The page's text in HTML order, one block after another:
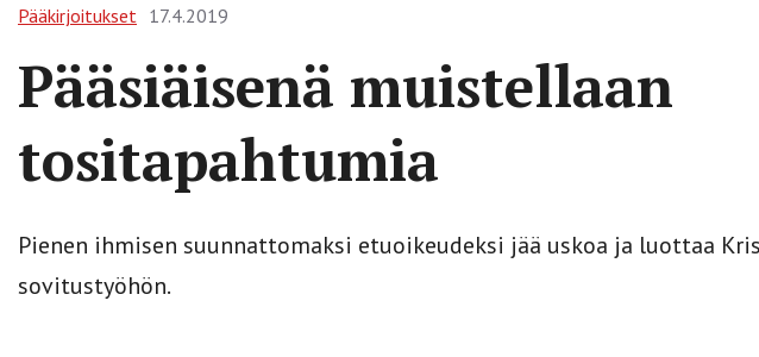
Pääkirjoitukset 17.4.2019
Pääsiäisenä muistellaan
tositapahtumia
Pienen ihmisen suunnattomaksi etuoikeudeksi jää uskoa ja luottaa
sovitustyöhön.